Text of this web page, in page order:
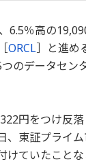
6.5％高の
ORCL］と進め
のデータセ
円をつけ反
、東証プライ
ていたこと